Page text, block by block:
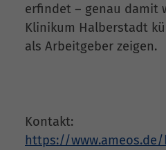
erfindet – genau damit
Klinikum Halberstadt
als Arbeitgeber zeigen.
Kontakt:
https://